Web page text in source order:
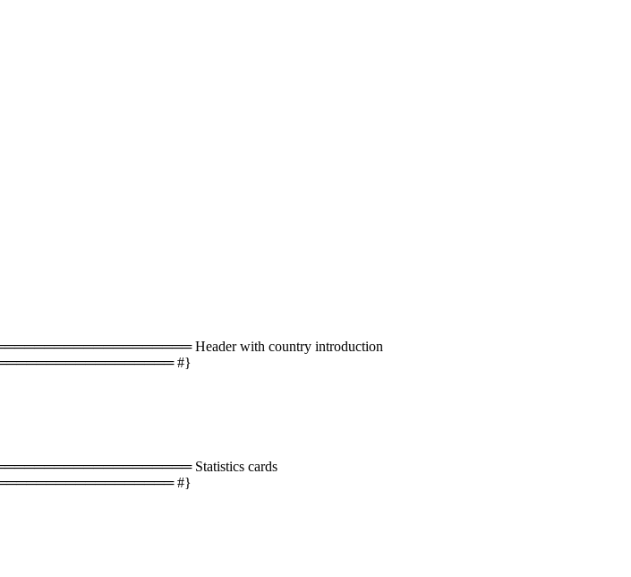
Header with country introduction
#}
Statistics cards
#}